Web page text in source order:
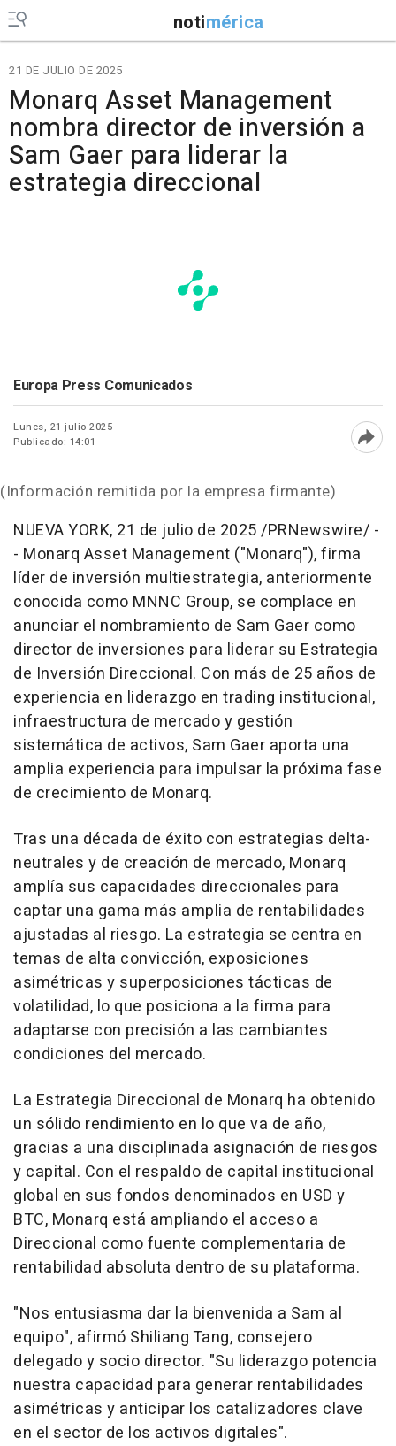
notimérica
21 DE JULIO DE 2025
Monarq Asset Management
nombra director de inversión a
Sam Gaer para liderar la
estrategia direccional
Europa Press Comunicados
Lunes, 21 julio 2025
Publicado: 14:01
(Información remitida por la empresa firmante)
NUEVA YORK, 21 de julio de 2025/PRNewswire/ -
- Monarq Asset Management ("Monarq"), firma
líder de inversión multiestrategia, anteriormente
conocida como MNNC Group, se complace en
anunciar el nombramiento de Sam Gaer como
director de inversiones para liderar su Estrategia
de Inversión Direccional. Con más de 25 años de
experiencia en liderazgo en trading institucional,
infraestructura de mercado y gestión
sistemática de activos, Sam Gaer aporta una
amplia experiencia para impulsar la próxima fase
de crecimiento de Monarq.
Tras una década de éxito con estrategias delta-
neutrales y de creación de mercado, Monarq
amplía sus capacidades direccionales para
captar una gama más amplia de rentabilidades
ajustadas al riesgo. La estrategia se centra en
temas de alta convicción, exposiciones
asimétricas y superposiciones tácticas de
volatilidad, lo que posiciona a la firma para
adaptarse con precisión a las cambiantes
condiciones del mercado.
La Estrategia Direccional de Monarq ha obtenido
un sólido rendimiento en lo que va de año,
gracias a una disciplinada asignación de riesgos
y capital. Con el respaldo de capital institucional
global en sus fondos denominados en USD y
BTC, Monarq está ampliando el acceso a
Direccional como fuente complementaria de
rentabilidad absoluta dentro de su plataforma.
"Nos entusiasma dar la bienvenida a Sam al
equipo", afirmó Shiliang Tang, consejero
delegado y socio director. "Su liderazgo potencia
nuestra capacidad para generar rentabilidades
asimétricas y anticipar los catalizadores clave
en el sector de los activos digitales".